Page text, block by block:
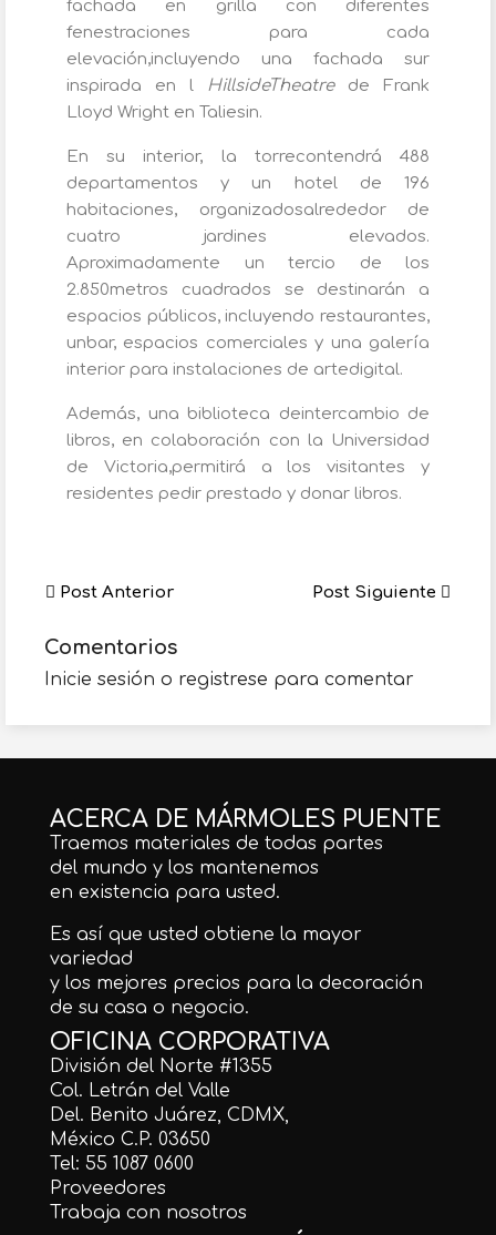
fachada en grilla con diferentes
fenestraciones para cada
elevación,incluyendo una fachada sur
inspirada en l HillsideTheatrede Frank
Lloyd Wright en Taliesin.
En su interior, la torrecontendrá 488
departamentos y un hotel de 196
habitaciones, organizadosalrededor de
cuatro jardines elevados.
Aproximadamente un tercio de los
2.850metros cuadrados se destinarán a
espacios públicos, incluyendo restaurantes,
unbar, espacios comerciales y una galería
interior para instalaciones de artedigital.
Además, una biblioteca deintercambio de
libros, en colaboración con la Universidad
de Victoria,permitirá a los visitantes y
residentes pedir prestado y donar libros.
Post Anterior Post Siguiente
Comentarios
Inicie sesión o registrese para comentar
ACERCA DE MÁRMOLES PUENTE
Traemos materiales de todas partes
del mundo y los mantenemos
en existencia para usted.
Es así que usted obtiene la mayor
variedad
y los mejores precios para la decoración
de su casa o negocio.
OFICINA CORPORATIVA
División del Norte #1355
Col. Letrán del Valle
Del. Benito Juárez, CDMX,
México C.P. 03650
Tel: 55 1087 0600
Proveedores
Trabaja con nosotros